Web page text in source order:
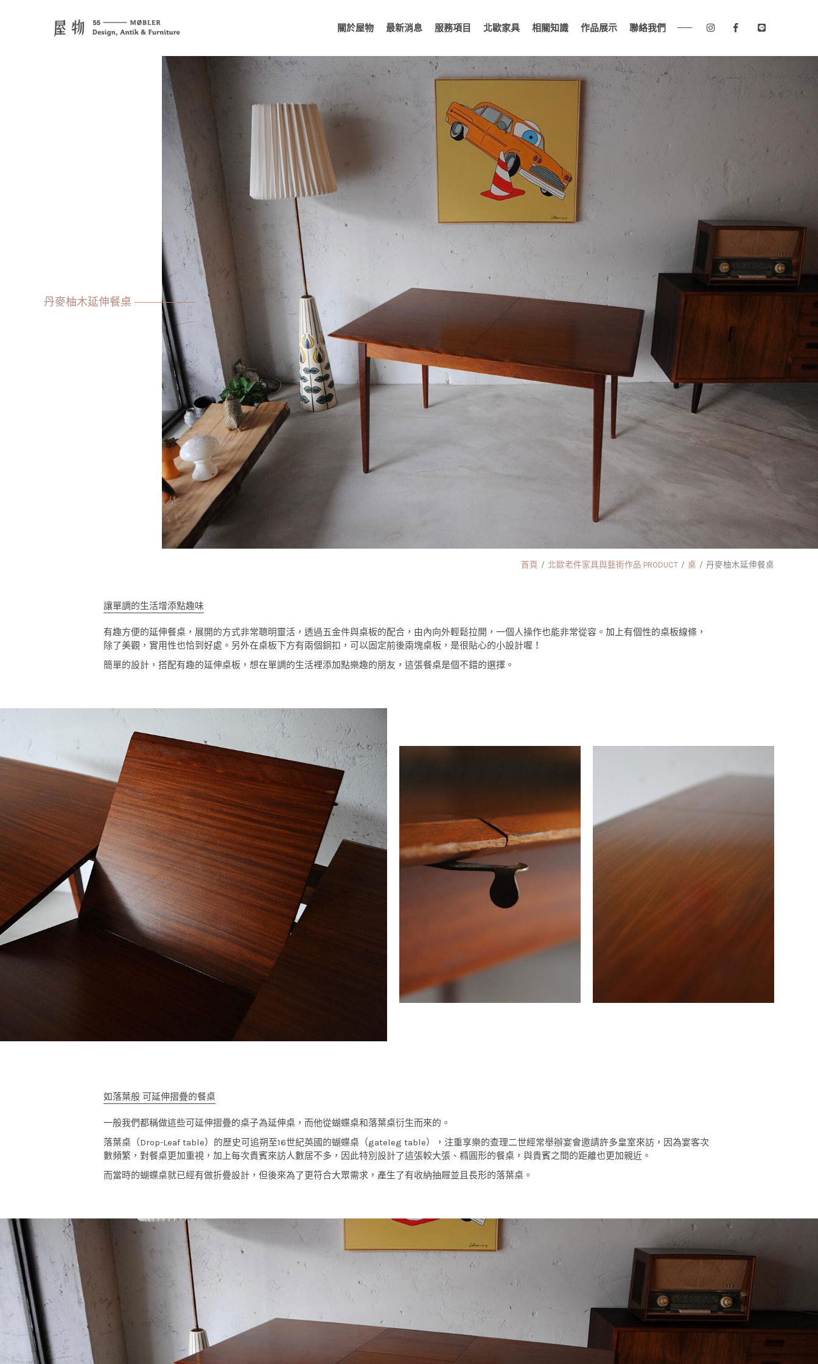
關於屋物 最新消息 服務項目 北歐家具 相關知識 作品展示 聯絡我們
丹麥柚木延伸餐桌
首頁 北歐老件家具與藝術作品 PRODUCT 桌 丹麥柚木延伸餐桌
讓單調的生活增添點趣味
有趣方便的延伸餐桌，展開的方式非常聰明靈活，透過五金件與桌板的配合，由內向外輕鬆拉開，一個人操作也能非常從容。加上有個性的桌板線條，
除了美觀，實用性也恰到好處。另外在桌板下方有兩個銅扣，可以固定前後兩塊桌板，是很貼心的小設計喔！
簡單的設計，搭配有趣的延伸桌板，想在單調的生活裡添加點樂趣的朋友，這張餐桌是個不錯的選擇。
如落葉般 可延伸摺疊的餐桌
一般我們都稱做這些可延伸摺疊的桌子為延伸桌，而他從蝴蝶桌和落葉桌衍生而來的。
落葉桌（Drop-Leaf table）的歷史可追朔至16世紀英國的蝴蝶桌（gateleg table），注重享樂的查理二世經常舉辦宴會邀請許多皇室來訪，因為宴客次
數頻繁，對餐桌更加重視，加上每次貴賓來訪人數居不多，因此特別設計了這張較大張、橢圓形的餐桌，與貴賓之間的距離也更加親近。
而當時的蝴蝶桌就已經有做折疊設計，但後來為了更符合大眾需求，產生了有收納抽屜並且長形的落葉桌。